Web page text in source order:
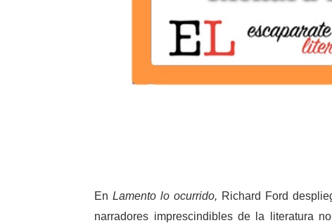
EnLamento lo ocurrido, Richard Ford
narradores imprescindibles de la literatura